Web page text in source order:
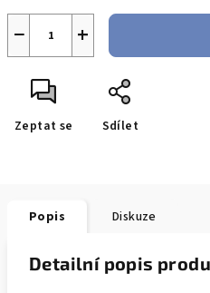
+
−
Zeptat se Sdílet
Popis Diskuze
Detailní popis